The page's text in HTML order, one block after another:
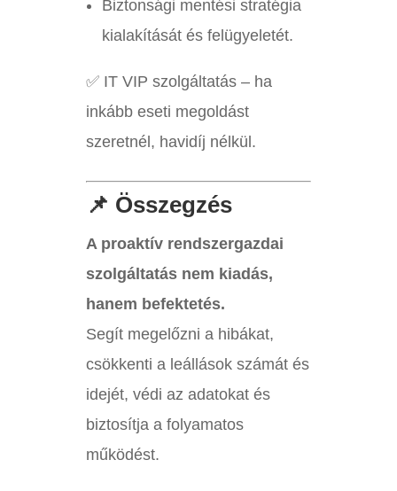
Biztonsági mentési stratégia
kialakítását és felügyeletét.
✅ IT VIP szolgáltatás – ha
inkább eseti megoldást
szeretnél, havidíj nélkül.
📌 Összegzés
A proaktív rendszergazdai
szolgáltatás nem kiadás,
hanem befektetés.
Segít megelőzni a hibákat,
csökkenti a leállások számát és
idejét, védi az adatokat és
biztosítja a folyamatos
működést.